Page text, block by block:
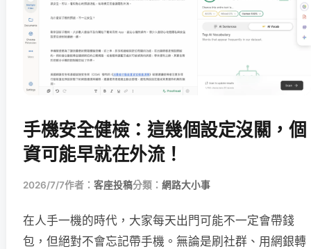
手機安全健檢：這幾個設定沒關，個
資可能早就在外流！
2026/7/7作者： 客座投稿分類： 網路大小事
在人手一機的時代，大家每天出門可能不一定會帶錢
包，但絕對不會忘記帶手機。無論是刷社群、用網銀轉